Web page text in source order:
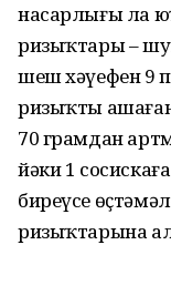
насарлығы ла
ризыҡтары –
шеш хәүефен 9
ризыҡты
70 грамдан
йәки 1
биреүсе
ризыҡтарына